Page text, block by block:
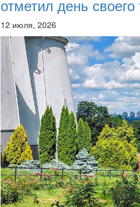
отметил день своего
12 июля, 2026